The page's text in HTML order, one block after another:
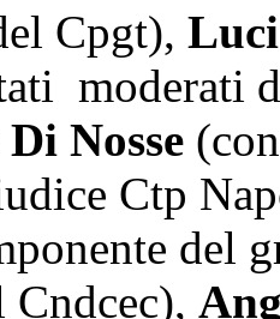
Cpgt),
moderati
Nosse
Ctp
del
Cndcec),